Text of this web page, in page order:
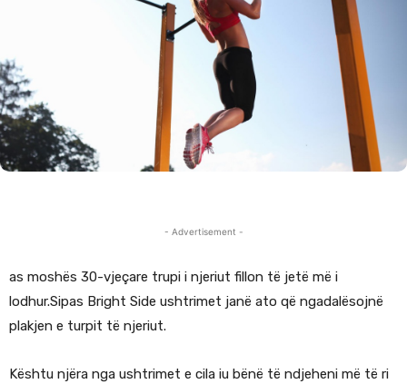
- Advertisement -
as moshës 30-vjeçare trupi i njeriut fillon të jetë më i
lodhur.Sipas Bright Side ushtrimet janë ato që ngadalësojnë
plakjen e turpit të njeriut.
Kështu njëra nga ushtrimet e cila iu bënë të ndjeheni më të ri